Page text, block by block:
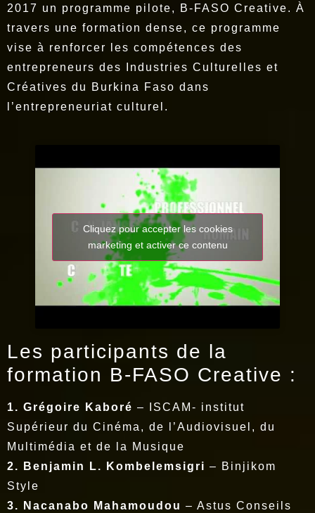
2017 un programme pilote, B-FASO Creative. À
travers une formation dense, ce programme
vise à renforcer les compétences des
entrepreneurs des Industries Culturelles et
Créatives du Burkina Faso dans
l’entrepreneuriat culturel.
Cliquez pour accepter les cookies
marketing et activer ce contenu
Les participants de la
formation B-FASO Creative :
1. Grégoire Kaboré – ISCAM- institut
Supérieur du Cinéma, de l’Audiovisuel, du
Multimédia et de la Musique
2. Benjamin L. Kombelemsigri – Binjikom
Style
3. Nacanabo Mahamoudou – Astus Conseils